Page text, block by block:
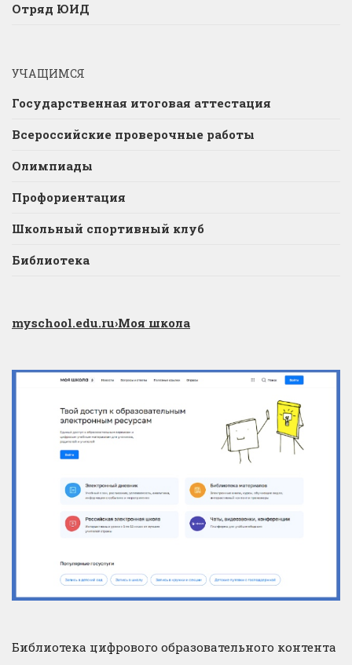
Отряд ЮИД
УЧАЩИМСЯ
Государственная итоговая аттестация
Всероссийские проверочные работы
Олимпиады
Профориентация
Школьный спортивный клуб
Библиотека
myschool.edu.ru›Моя школа
Библиотека цифрового образовательного контента